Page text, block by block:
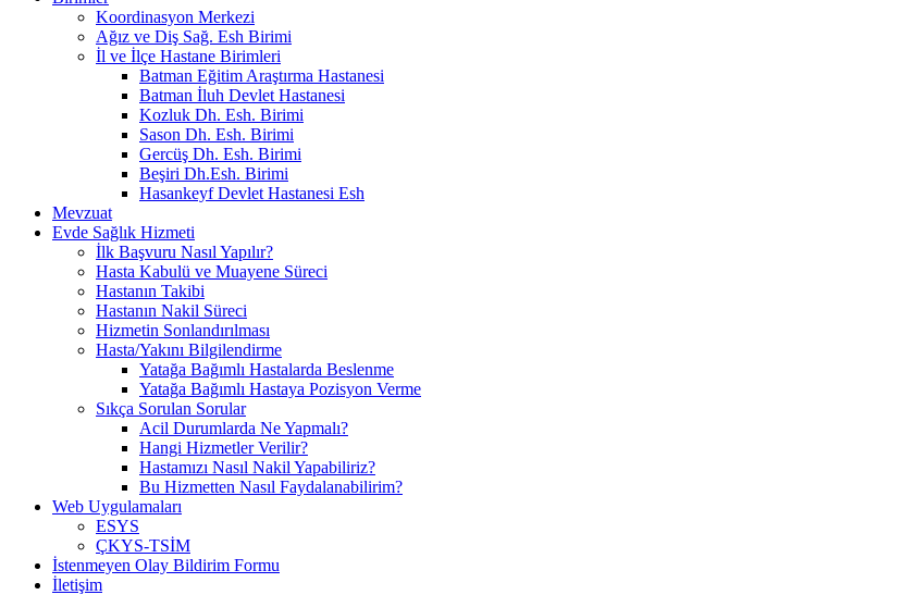
Koordinasyon Merkezi
Ağız ve Diş Sağ. Esh Birimi
İl ve İlçe Hastane Birimleri
Batman Eğitim Araştırma Hastanesi
Batman İluh Devlet Hastanesi
Kozluk Dh. Esh. Birimi
Sason Dh. Esh. Birimi
Gercüş Dh. Esh. Birimi
Beşiri Dh.Esh. Birimi
Hasankeyf Devlet Hastanesi Esh
Mevzuat
Evde Sağlık Hizmeti
İlk Başvuru Nasıl Yapılır?
Hasta Kabulü ve Muayene Süreci
Hastanın Takibi
Hastanın Nakil Süreci
Hizmetin Sonlandırılması
Hasta/Yakını Bilgilendirme
Yatağa Bağımlı Hastalarda Beslenme
Yatağa Bağımlı Hastaya Pozisyon Verme
Sıkça Sorulan Sorular
Acil Durumlarda Ne Yapmalı?
Hangi Hizmetler Verilir?
Hastamızı Nasıl Nakil Yapabiliriz?
Bu Hizmetten Nasıl Faydalanabilirim?
Web Uygulamaları
ESYS
ÇKYS-TSİM
İstenmeyen Olay Bildirim Formu
İletişim